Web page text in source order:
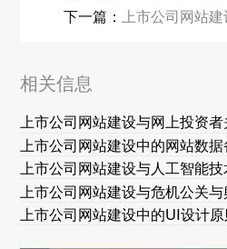
下一篇： 上市公司网站
相关信息
上市公司网站建设与网上投资
上市公司网站建设中的网站数
上市公司网站建设与人工智能
上市公司网站建设与危机公关
上市公司网站建设中的UI设计